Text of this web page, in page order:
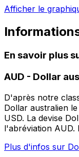
Afficher le
En savoir plus
AUD - Dollar
D'après notre
Dollar australien
USD. La devise
l'abréviation AUD.
Plus d'infos sur